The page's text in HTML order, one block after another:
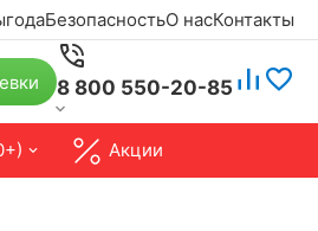
БезопасностьО насКонтакты
8 800 550-20-85
Акции